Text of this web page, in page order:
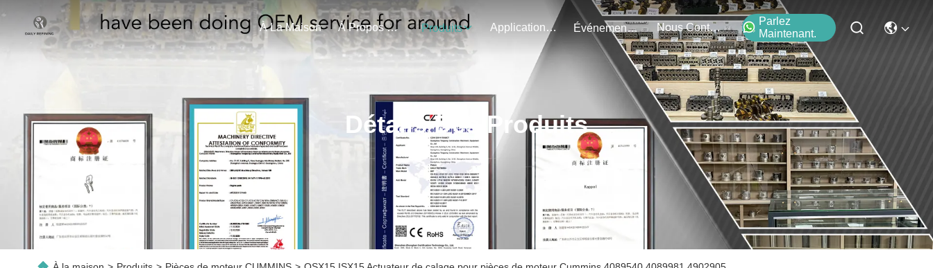
À La Maison À Propos De Nous Produits Application Du Projet Événements Nous Contacter
Parlez
Maintenant.
Détails Des Produits